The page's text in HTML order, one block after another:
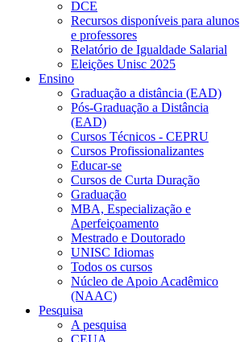
DCE
Recursos disponíveis para alunos
e professores
Relatório de Igualdade Salarial
Eleições Unisc 2025
Ensino
Graduação a distância (EAD)
Pós-Graduação a Distância
(EAD)
Cursos Técnicos - CEPRU
Cursos Profissionalizantes
Educar-se
Cursos de Curta Duração
Graduação
MBA, Especialização e
Aperfeiçoamento
Mestrado e Doutorado
UNISC Idiomas
Todos os cursos
Núcleo de Apoio Acadêmico
(NAAC)
Pesquisa
A pesquisa
CEUA